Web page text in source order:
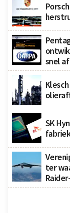
snel
SK
ter